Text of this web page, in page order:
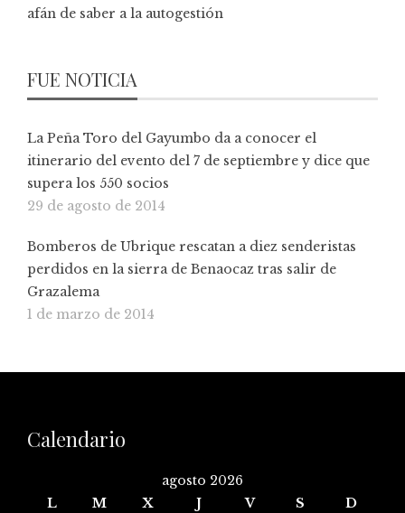
afán de saber a la autogestión
FUE NOTICIA
La Peña Toro del Gayumbo da a conocer el
itinerario del evento del 7 de septiembre y dice que
supera los 550 socios
29 de agosto de 2014
Bomberos de Ubrique rescatan a diez senderistas
perdidos en la sierra de Benaocaz tras salir de
Grazalema
1 de marzo de 2014
Calendario
agosto 2026
L
M X J V S
D